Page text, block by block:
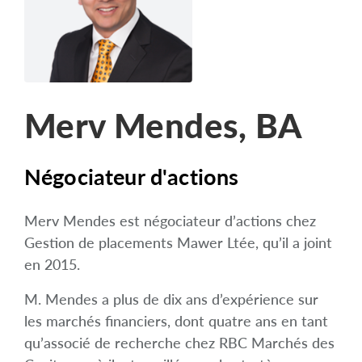
Carrières
Merv Mendes, BA
Négociateur d'actions
Merv Mendes est négociateur d’actions chez
Gestion de placements Mawer Ltée, qu’il a joint
en 2015.
M. Mendes a plus de dix ans d’expérience sur
les marchés financiers, dont quatre ans en tant
qu’associé de recherche chez RBC Marchés des